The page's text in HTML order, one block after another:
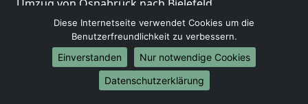
Umzug von Osnabrück nach Bielefeld
Umzug von Osnabrück nach Bonn
Umzug von Osnabrück nach Münster
Internationale-Umzüge
Umzug von Osnabrück nach Brasilien
Diese Internetseite verwendet Cookies um die
Benutzerfreundlichkeit zu verbessern.
Einverstanden
Nur notwendige Cookies
Datenschutzerklärung